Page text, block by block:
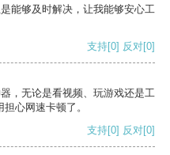
能够及时解决，让我能够安心工
支持[0] 反对[0]
，无论是看视频、玩游戏还是工
心网速卡顿了。
支持[0] 反对[0]